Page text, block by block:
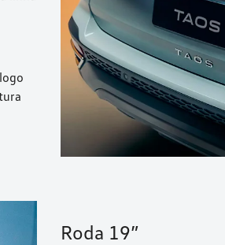
Roda 19”